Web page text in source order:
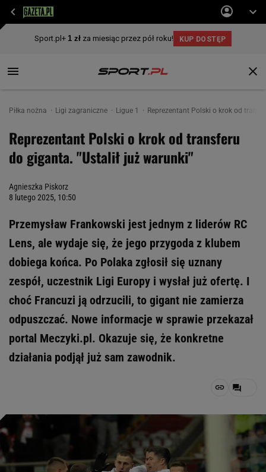
Piłka nożna Ligi zagraniczne Ligue 1 Reprezentant Polski o krok od
Reprezentant Polski o krok od transferu
do giganta. "Ustalił już warunki"
Agnieszka Piskorz
8 lutego 2025, 10:50
Przemysław Frankowski jest jednym z liderów RC
Lens, ale wydaje się, że jego przygoda z klubem
dobiega końca. Po Polaka zgłosił się uznany
zespół, uczestnik Ligi Europy i wysłał już ofertę. I
choć Francuzi ją odrzucili, to gigant nie zamierza
odpuszczać. Nowe informacje w sprawie przekazał
portal Meczyki.pl. Okazuje się, że konkretne
działania podjął już sam zawodnik.